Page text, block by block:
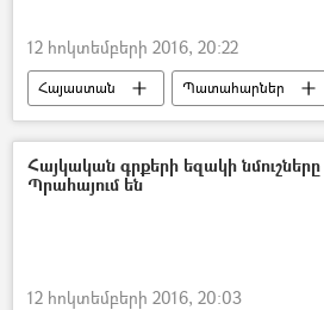
12 հոկտեմբերի 2016, 20:22
Հայաստան Պատահարներ
Հայկական գրքերի եզակի նմուշները
Պրահայում են
12 հոկտեմբերի 2016, 20:03